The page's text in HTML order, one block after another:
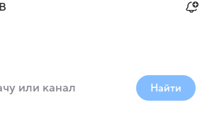
Найти